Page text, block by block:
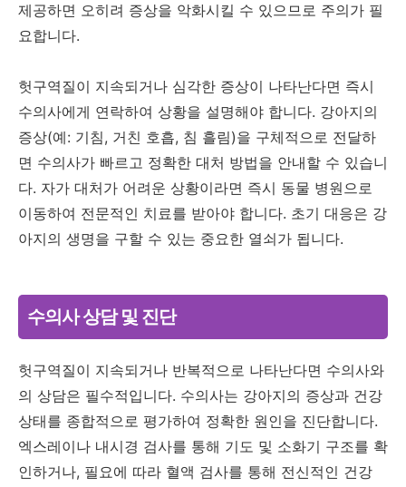
제공하면 오히려 증상을 악화시킬 수 있으므로 주의가 필
요합니다.
헛구역질이 지속되거나 심각한 증상이 나타난다면 즉시
수의사에게 연락하여 상황을 설명해야 합니다. 강아지의
증상(예: 기침, 거친 호흡, 침 흘림)을 구체적으로 전달하
면 수의사가 빠르고 정확한 대처 방법을 안내할 수 있습니
다. 자가 대처가 어려운 상황이라면 즉시 동물 병원으로
이동하여 전문적인 치료를 받아야 합니다. 초기 대응은 강
아지의 생명을 구할 수 있는 중요한 열쇠가 됩니다.
수의사 상담 및 진단
헛구역질이 지속되거나 반복적으로 나타난다면 수의사와
의 상담은 필수적입니다. 수의사는 강아지의 증상과 건강
상태를 종합적으로 평가하여 정확한 원인을 진단합니다.
엑스레이나 내시경 검사를 통해 기도 및 소화기 구조를 확
인하거나, 필요에 따라 혈액 검사를 통해 전신적인 건강